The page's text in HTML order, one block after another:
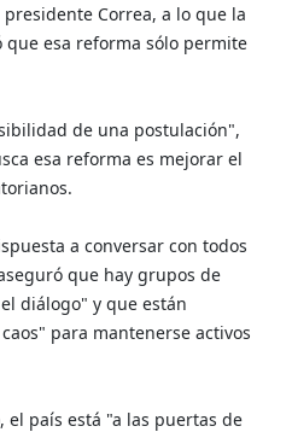
Correa, a lo que la
esa reforma sólo permite
de una postulación",
esa reforma es mejorar el
a conversar con todos
que hay grupos de
diálogo" y que están
para mantenerse activos
el país está "a las puertas de